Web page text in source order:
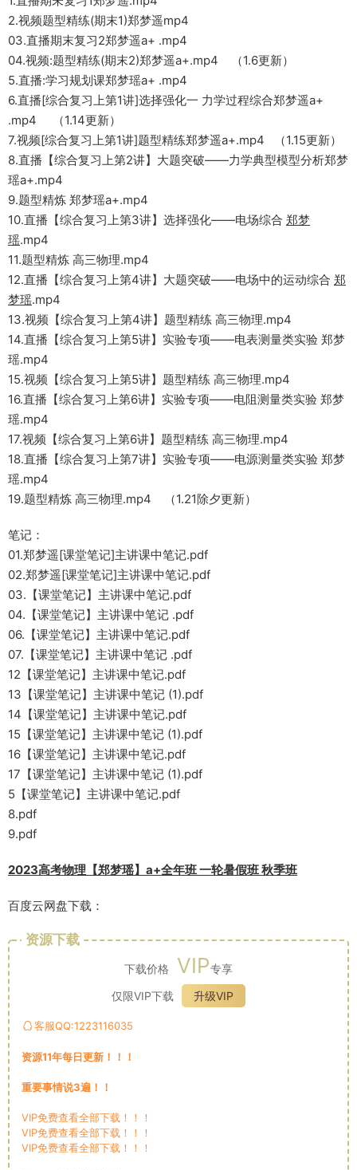
2.视频题型精练(期末1)郑梦遥mp4
03.直播期末复习2郑梦遥a+ .mp4
04.视频:题型精练(期末2)郑梦遥a+.mp4 （1.6更新）
5.直播:学习规划课郑梦瑶a+ .mp4
6.直播[综合复习上第1讲]选择强化一 力学过程综合郑梦遥a+
.mp4 （1.14更新）
7.视频[综合复习上第1讲]题型精练郑梦遥a+.mp4 （1.15更新）
8.直播【综合复习上第2讲】大题突破——力学典型模型分析郑梦
瑶a+.mp4
9.题型精炼 郑梦瑶a+.mp4
10.直播【综合复习上第3讲】选择强化——电场综合 郑梦
瑶.mp4
11.题型精炼 高三物理.mp4
12.直播【综合复习上第4讲】大题突破——电场中的运动综合 郑
梦瑶.mp4
13.视频【综合复习上第4讲】题型精练 高三物理.mp4
14.直播【综合复习上第5讲】实验专项——电表测量类实验 郑梦
瑶.mp4
15.视频【综合复习上第5讲】题型精练 高三物理.mp4
16.直播【综合复习上第6讲】实验专项——电阻测量类实验 郑梦
瑶.mp4
17.视频【综合复习上第6讲】题型精练 高三物理.mp4
18.直播【综合复习上第7讲】实验专项——电源测量类实验 郑梦
瑶.mp4
19.题型精炼 高三物理.mp4 （1.21除夕更新）
笔记：
01.郑梦遥[课堂笔记]主讲课中笔记.pdf
02.郑梦遥[课堂笔记]主讲课中笔记.pdf
03.【课堂笔记】主讲课中笔记.pdf
04.【课堂笔记】主讲课中笔记 .pdf
06.【课堂笔记】主讲课中笔记.pdf
07.【课堂笔记】主讲课中笔记 .pdf
12【课堂笔记】主讲课中笔记.pdf
13【课堂笔记】主讲课中笔记 (1).pdf
14【课堂笔记】主讲课中笔记.pdf
15【课堂笔记】主讲课中笔记 (1).pdf
16【课堂笔记】主讲课中笔记.pdf
17【课堂笔记】主讲课中笔记 (1).pdf
5【课堂笔记】主讲课中笔记.pdf
8.pdf
9.pdf
2023高考物理【郑梦瑶】a+全年班 一轮暑假班 秋季班
百度云网盘下载：
资源下载
下载价格 VIP专享
仅限VIP下载
升级VIP
客服QQ:1223116035
资源11年每日更新！！！
重要事情说3遍！！
VIP免费查看全部下载！！！
VIP免费查看全部下载！！！
VIP免费查看全部下载！！！